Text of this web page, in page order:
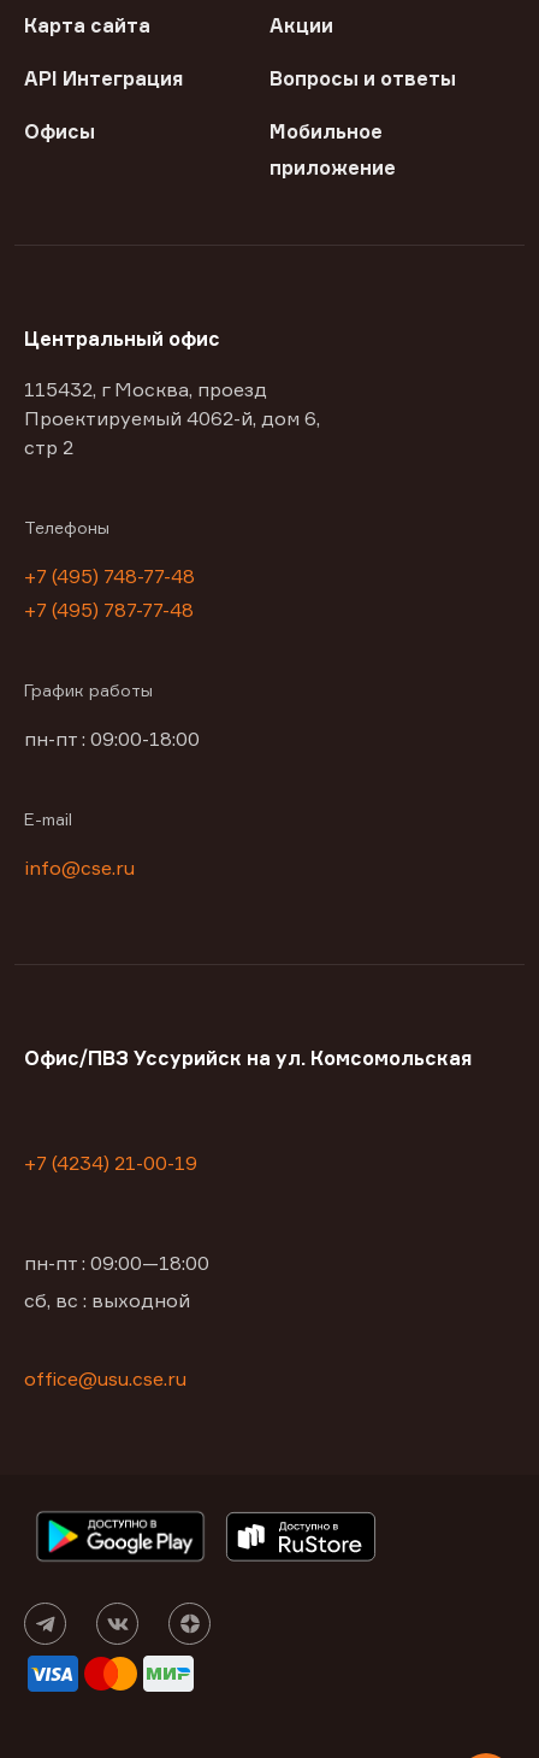
Карта сайта Акции
API Интеграция Вопросы и ответы
Офисы
Мобильное
приложение
Центральный офис
115432, г Москва, проезд
Проектируемый 4062-й, дом 6,
стр 2
Телефоны
+7 (495) 748-77-48
+7 (495) 787-77-48
График работы
пн-пт : 09:00-18:00
E-mail
info@cse.ru
Офис/ПВЗ Уссурийск на ул. Комсомольская
+7 (4234) 21-00-19
пн-пт : 09:00—18:00
сб, вс : выходной
office@usu.cse.ru